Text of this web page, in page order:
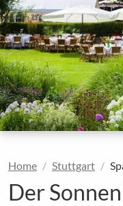
Home Stuttgart
Der